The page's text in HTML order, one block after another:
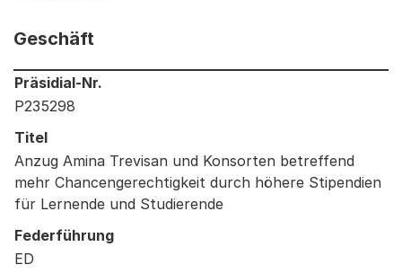
Geschäft
Informationen zum Ausgewählten Geschäft
Präsidial-Nr.
P235298
Titel
Anzug Amina Trevisan und Konsorten betreffend
mehr Chancengerechtigkeit durch höhere Stipendien
für Lernende und Studierende
Federführung
ED